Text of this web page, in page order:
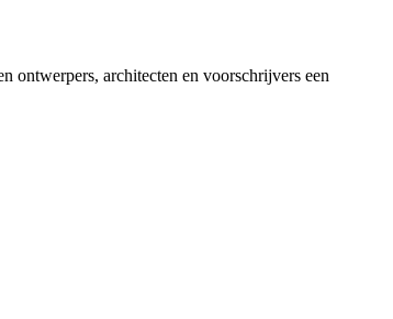
architecten en voorschrijvers een